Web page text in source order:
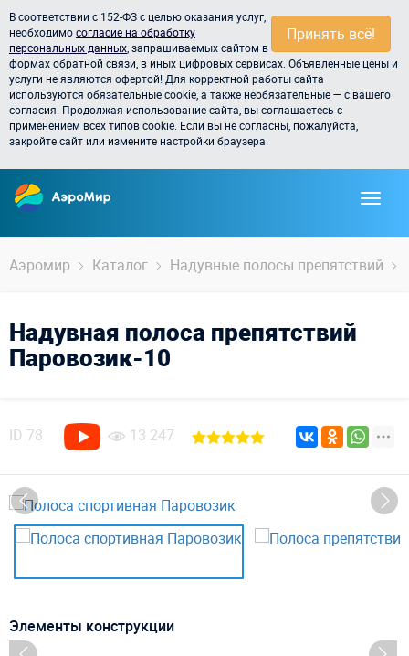
Принять всё!
В соответствии с 152-ФЗ с целью оказания услуг,
необходимосогласие на обработку
персональных данных , запрашиваемых сайтом в
формах обратной связи, в иных цифровых сервисах. Объявленные цены и
услуги не являются офертой! Для корректной работы сайта
используются обязательные cookie, а также необязательные — с вашего
согласия. Продолжая использование сайта, вы соглашаетесь с
применением всех типов cookie. Если вы не согласны, пожалуйста,
закройте сайт или измените настройки браузера.
Аэромир Каталог Надувные полосы препятствий
Надувная полоса препятствий
Паровозик-10
ID 78 13 247
Элементы конструкции